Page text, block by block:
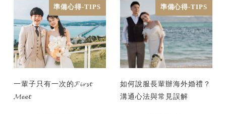
準備心得-TIPS
一輩子只有一次的𝓕𝓲𝓻𝓼𝓽
𝓜𝓮𝓮𝓽
準備心得-TIPS
如何說服長輩辦海外婚禮？
溝通心法與常見誤解